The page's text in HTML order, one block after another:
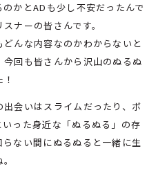
かとADも少し不安だったんで
ナーの皆さんです。
んな内容なのかわからないと
回も皆さんから沢山のぬるぬ
出会いはスライムだったり、ボ
った身近な「ぬるぬる」の存
ない間にぬるぬると一緒に生